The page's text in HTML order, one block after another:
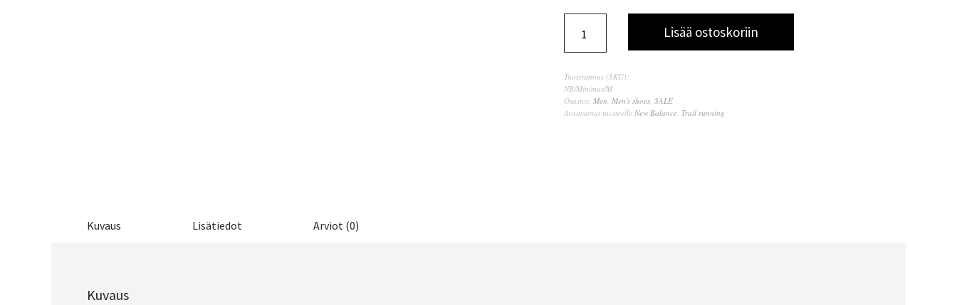
Lisää ostoskoriin
Tuotetunnus (SKU):
NB/Minimus/M
Osastot: Men, Men's shoes, SALE
Avainsanat tuotteelle New Balance, Trail running
Kuvaus Lisätiedot Arviot (0)
Kuvaus